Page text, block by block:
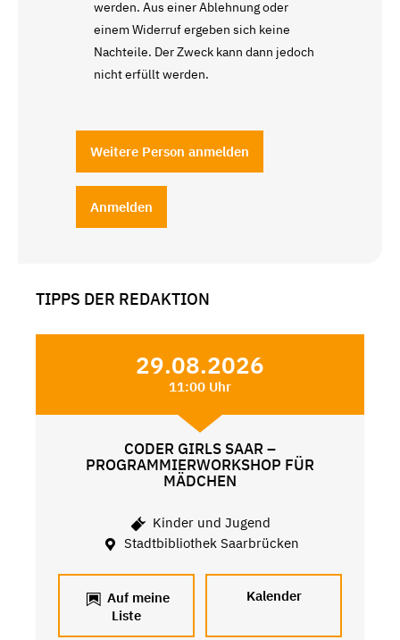
werden. Aus einer Ablehnung oder
einem Widerruf ergeben sich keine
Nachteile. Der Zweck kann dann jedoch
nicht erfüllt werden.
Weitere Person anmelden
Anmelden
TIPPS DER REDAKTION
29.08.2026
11:00 Uhr
CODER GIRLS SAAR –
PROGRAMMIERWORKSHOP FÜR
MÄDCHEN
Kinder und Jugend
Stadtbibliothek Saarbrücken
Auf meine
Liste
Kalender